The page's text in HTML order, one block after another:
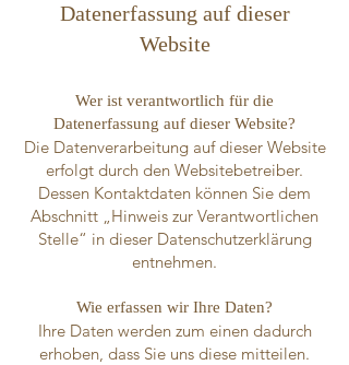
Datenerfassung auf dieser
Website​
Wer ist verantwortlich für die
Datenerfassung auf dieser Website?
Die Datenverarbeitung auf dieser Website
erfolgt durch den Websitebetreiber.
Dessen Kontaktdaten können Sie dem
Abschnitt „Hinweis zur Verantwortlichen
Stelle“ in dieser Datenschutzerklärung
entnehmen.
Wie erfassen wir Ihre Daten?
Ihre Daten werden zum einen dadurch
erhoben, dass Sie uns diese mitteilen.